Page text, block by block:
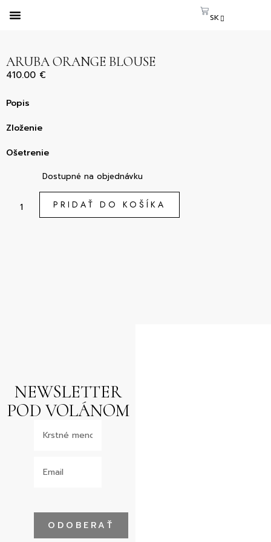
SK
ARUBA ORANGE BLOUSE
410.00 €
Popis
Zloženie
Ošetrenie
Dostupné na objednávku
PRIDAŤ DO KOŠÍKA
NEWSLETTER
POD VOLÁNOM
ODOBERAŤ